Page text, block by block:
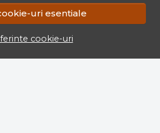
uri esentiale
cookie-uri